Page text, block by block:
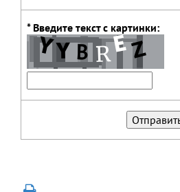
* Введите текст с картинки: